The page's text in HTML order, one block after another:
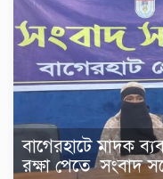
বাগেরহাটে মাদক
রক্ষা পেতে সংবাদ